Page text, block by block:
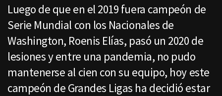
Luego de que en el 2019 fuera campeón de
Serie Mundial con los Nacionales de
Washington, Roenis Elías, pasó un 2020 de
lesiones y entre una pandemia, no pudo
mantenerse al cien con su equipo, hoy este
campeón de Grandes Ligas ha decidió estar